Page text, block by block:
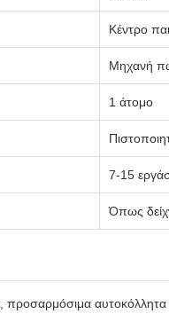
Κέντρο
Μηχανή
1 άτομο
7-15
Όπως
αυτοκόλλητα